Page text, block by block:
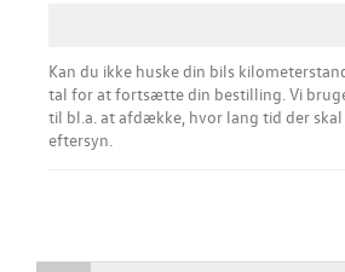
Kan du ikke huske din bils
tal for at fortsætte din bestilling. Vi
til bl.a. at afdække, hvor lang tid der
eftersyn.